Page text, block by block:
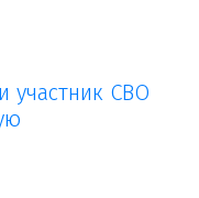
участник СВО